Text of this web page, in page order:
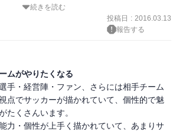
すが、これまで多くのサッカー漫画で感じ
の漫画では感じられません。決して「嘘く
く、むしろそれがより面白さ、興奮を与え
否定できませんが、それでもこの漫画を読
は感じないテレビやスタジアムで感じられ
せてくれます。
続きを読む
投稿日 : 2016.03.13
報告する
ムがやりたくなる
手・経営陣・ファン、さらには相手チーム
点でサッカーが描かれていて、個性的で魅
たくさんいます。
力・個性が上手く描かれていて、あまりサ